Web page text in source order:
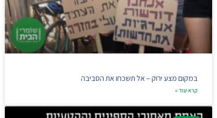
במקום מצע ירוק – אל תשכחו את הסביבה
קרא עוד »